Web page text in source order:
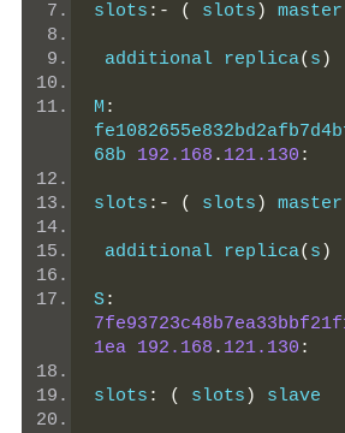
slots :- ( slots ) master
additional replica( s )
M :
68b 192.168 . 121.130 :
slots :- ( slots ) master
additional replica( s )
S:
1ea 192.168 . 121.130 :
slots : ( slots ) slave